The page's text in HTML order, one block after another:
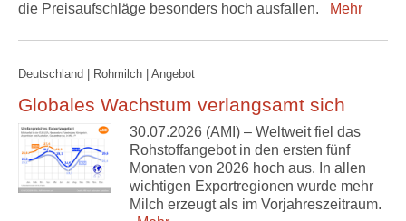
die Preisaufschläge besonders hoch ausfallen.
Mehr
Deutschland | Rohmilch | Angebot
Globales Wachstum verlangsamt sich
30.07.2026 (AMI) – Weltweit fiel das
Rohstoffangebot in den ersten fünf
Monaten von 2026 hoch aus. In allen
wichtigen Exportregionen wurde mehr
Milch erzeugt als im Vorjahreszeitraum.